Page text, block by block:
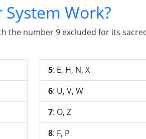
Work?
number 9 excluded for its
5: E, H, N, X
6: U, V, W
7: O, Z
8: F, P